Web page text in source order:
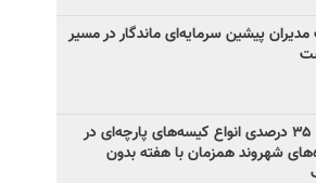
مدیران پیشین سرمایه‌ای ماندگار در مسیر
️ تخفیف ۳۵ درصدی انواع کیسه‌های پارچه‌ای در
شهروند همزمان با هفته بدون